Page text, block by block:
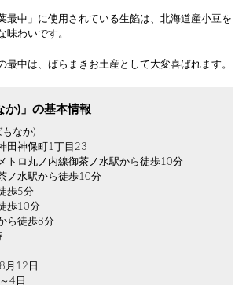
最中」に使用されている生餡は、北海道産小豆を
味わいです。
最中は、ばらまきお土産として大変喜ばれます。
か)」の基本情報
もなか)
田神保町1丁目23
トロ丸ノ内線御茶ノ水駅から徒歩10分
ノ水駅から徒歩10分
歩5分
歩10分
ら徒歩8分
月12日
4日